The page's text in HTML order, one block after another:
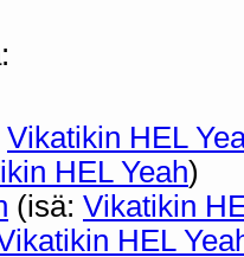
Vikatikin HEL
HEL Yeah)
(isä: Vikatikin
HEL